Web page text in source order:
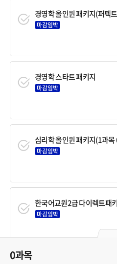
0과목
경영학 올인원 패키지(퍼펙
마감임박
경영학 스타트 패키지
마감임박
심리학 올인원 패키지(1과목
마감임박
한국어교원2급 다이렉트패
마감임박